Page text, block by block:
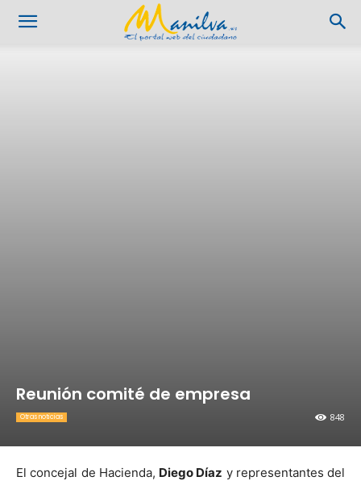
Reunión comité de empresa
848
Otras noticias
El concejal de Hacienda, Diego Díaz y representantes del